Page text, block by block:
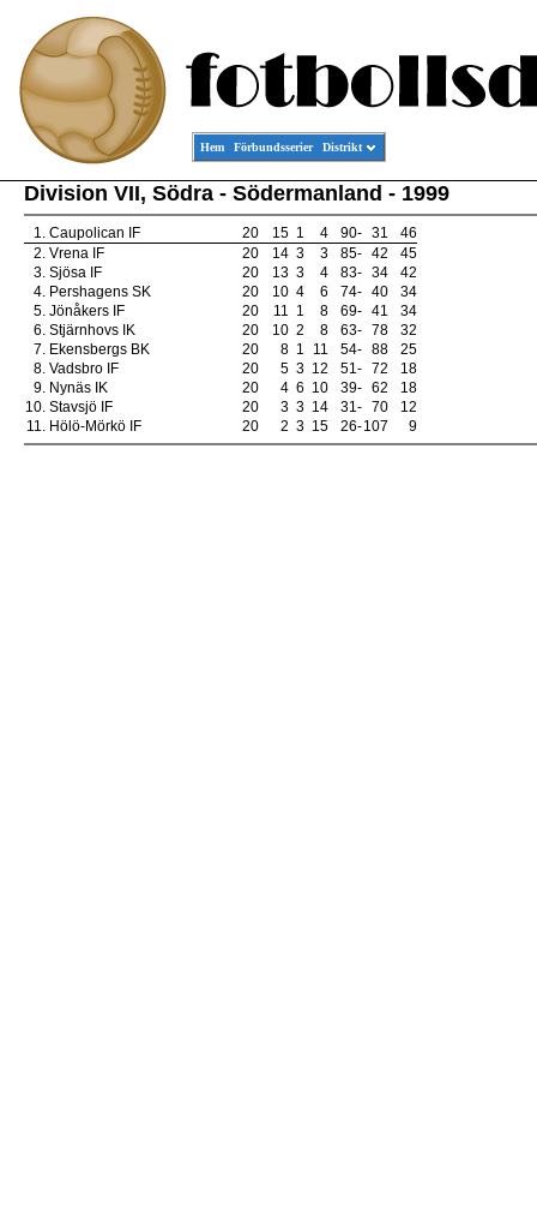
Hem Förbundsserier Distrikt
Division VII, Södra - Södermanland - 1999
1. Caupolican IF 20 15 1 4 90- 31
46
2. Vrena IF 20 14 3 3 85- 42
45
3. Sjösa IF 20 13 3 4 83- 34
42
4. Pershagens SK 20 10 4 6 74- 40
34
5. Jönåkers IF 20 11 1 8 69- 41
34
6. Stjärnhovs IK 20 10 2 8 63- 78
32
7. Ekensbergs BK 20 8 1 11 54- 88
25
8. Vadsbro IF 20 5 3 12 51- 72
18
9. Nynäs IK 20 4 6 10 39- 62
18
10. Stavsjö IF 20 3 3 14 31- 70
12
11. Hölö-Mörkö IF 20 2 3 15 26-107 9